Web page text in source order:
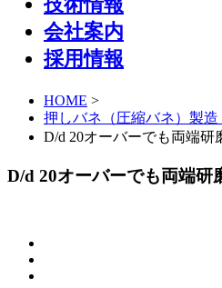
会社案内
採用情報
HOME >
押しバネ（圧縮バネ）製造
D/d 20オーバーでも両端
D/d 20オーバーでも両端研